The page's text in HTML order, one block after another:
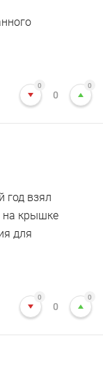
0
0
0
год взял
на крышке
для
0
0
0